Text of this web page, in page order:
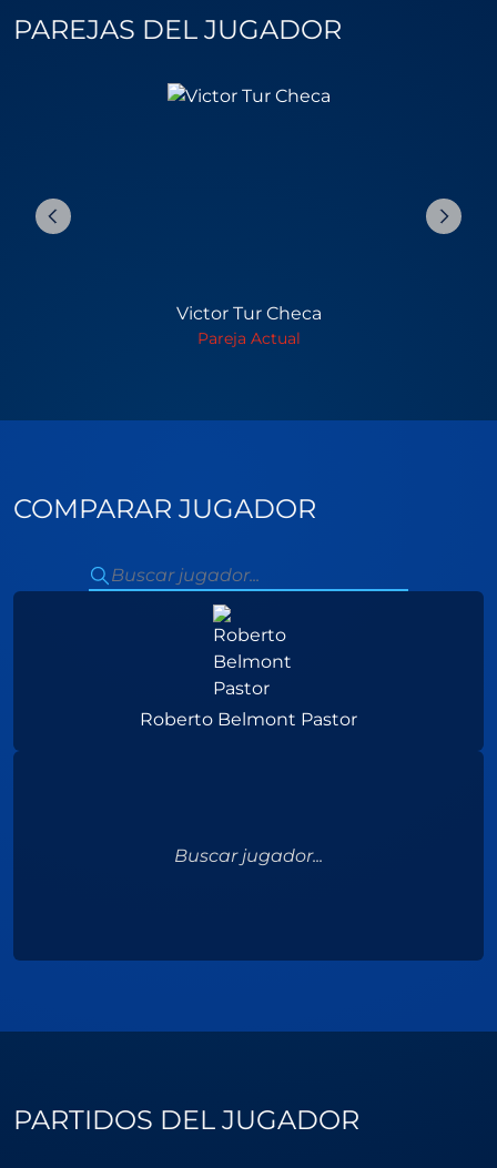
PAREJAS DEL JUGADOR
Victor Tur Checa
Pareja Actual
COMPARAR JUGADOR
Roberto Belmont Pastor
Buscar jugador...
PARTIDOS DEL JUGADOR